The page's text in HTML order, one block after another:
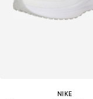
NIKE